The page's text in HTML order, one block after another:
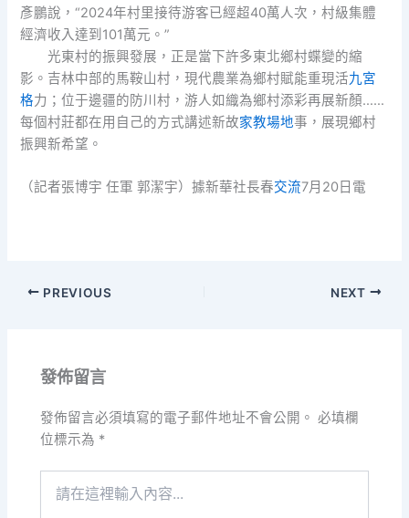
彥鵬說，“2024年村里接待游客已經超40萬人次，村級集體
經濟收入達到101萬元。”
光東村的振興發展，正是當下許多東北鄉村蝶變的縮
影。吉林中部的馬鞍山村，現代農業為鄉村賦能重現活九宮
格力；位于邊疆的防川村，游人如織為鄉村添彩再展新顏……
每個村莊都在用自己的方式講述新故家教場地事，展現鄉村
振興新希望。
（記者張博宇 任軍 郭潔宇）據新華社長春交流7月20日電
PREVIOUS NEXT
發佈留言
發佈留言必須填寫的電子郵件地址不會公開。 必填欄
位標示為 *